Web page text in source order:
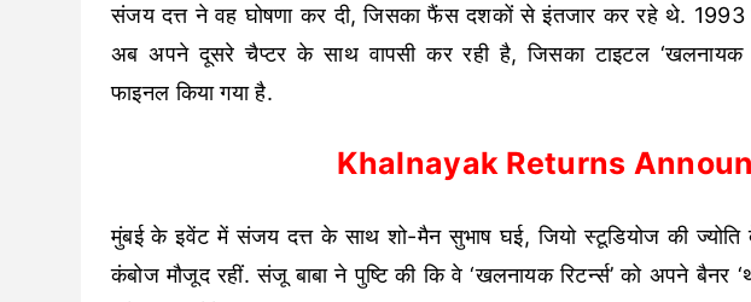
संजय दत्त ने वह घोषणा कर दी, जिसका फैंस दशकों से इंतजार कर रहे थे. 1993
अब अपने दूसरे चैप्टर के साथ वापसी कर रही है, जिसका टाइटल ‘खलनायक
फाइनल किया गया है.
Khalnayak Returns
मुंबई के इवेंट में संजय दत्त के साथ शो-मैन सुभाष घई, जियो स्टूडियोज की ज्योति
कंबोज मौजूद रहीं. संजू बाबा ने पुष्टि की कि वे ‘खलनायक रिटर्न्स’ को अपने बैनर